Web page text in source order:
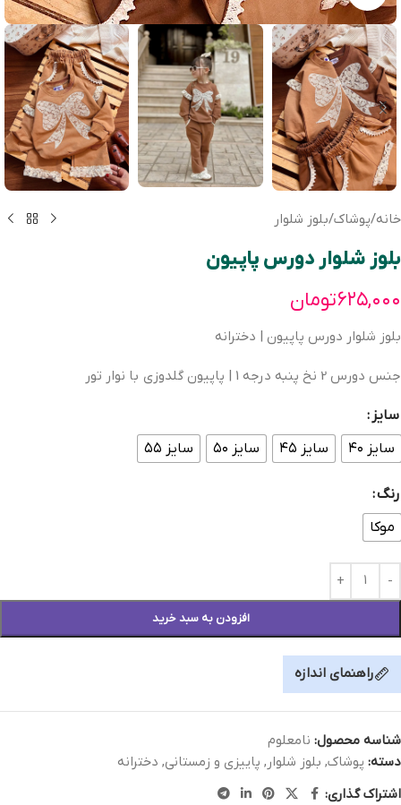
خانه/پوشاک/بلوز شلوار
بلوز شلوار دورس پاپیون
۶۲۵,۰۰۰تومان
بلوز شلوار دورس پاپیون | دخترانه
جنس دورس 2 نخ پنبه درجه 1 | پاپیون گلدوزی با نوار تور
سایز
سایز ۴۰
سایز ۴۵ سایز ۵۰ سایز ۵۵
رنگ
موکا
افزودن به سبد خرید
راهنمای اندازه
شناسه محصول: نامعلوم
دسته: پوشاک, بلوز شلوار , پاییزی و زمستانی, دخترانه
اشتراک گذاری: